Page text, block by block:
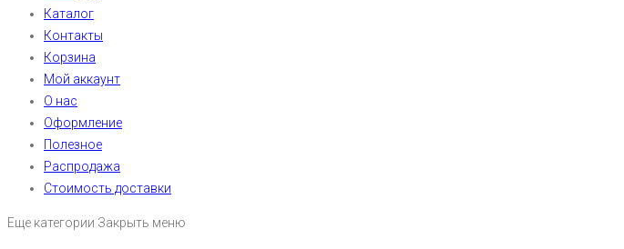
Каталог
Контакты
Корзина
Мой аккаунт
О нас
Оформление
Полезное
Распродажа
Стоимость доставки
Еще категории Закрыть меню